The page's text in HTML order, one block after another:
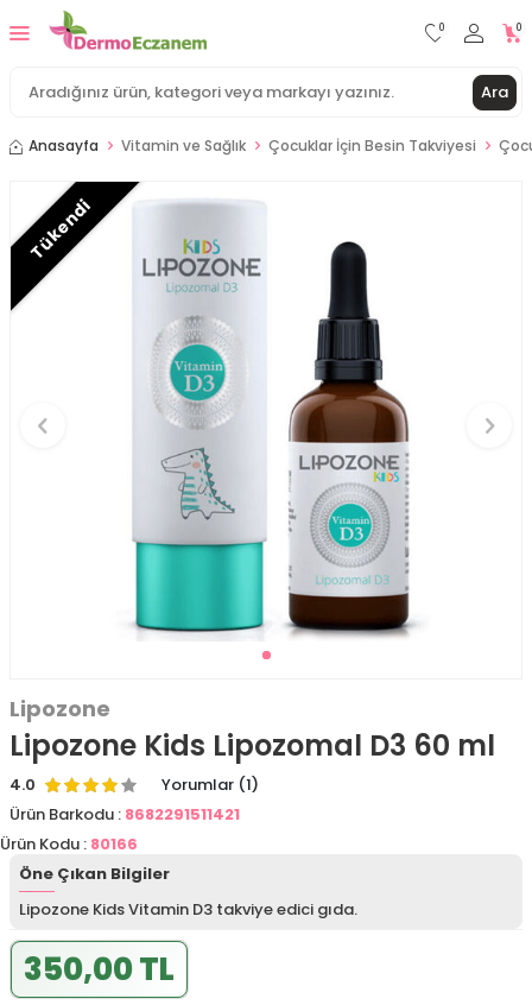
Ara
0 0
Anasayfa Vitamin ve Sağlık Çocuklar İçin Besin Takviyesi
Tükendi
Lipozone
Lipozone Kids Lipozomal D3 60 ml
4.0
Yorumlar (1)
Ürün Barkodu : 8682291511421
Ürün Kodu : 80166
Öne Çıkan Bilgiler
Lipozone Kids Vitamin D3 takviye edici gıda.
350,00 TL